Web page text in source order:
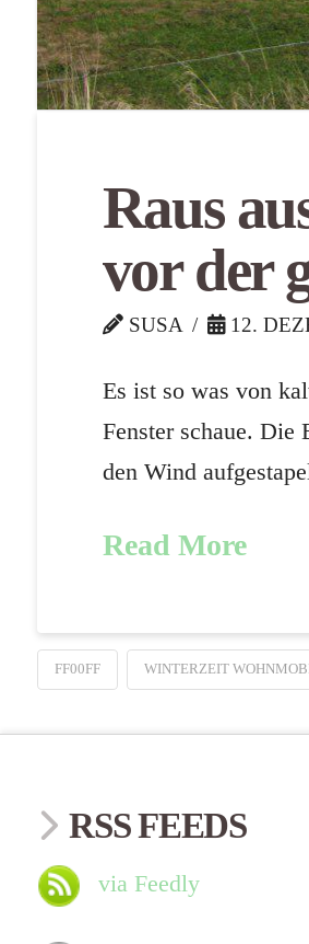
Raus
vor der
SUSA 12.
Es ist so was von
Fenster schaue.
den Wind
Read More
FF00FF WINTERZEIT
RSS FEEDS
via Feedly